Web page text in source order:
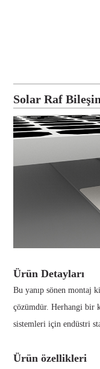
Solar Raf
Ürün Detayları
Bu yanıp sönen montaj
çözümdür. Herhangi bir
sistemleri için endüstri
Ürün özellikleri